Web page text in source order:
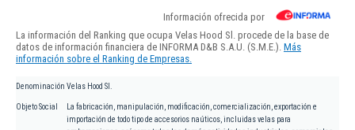
Información ofrecida por
La información del Ranking que ocupa Velas Hood Sl. procede de la base de
datos de información financiera de INFORMA D&B S.A.U. (S.M.E.). Más
información sobre el Ranking de Empresas.
Denominación Velas Hood Sl.
Objeto Social
La fabricación, manipulación, modificación, comercialización, exportación e
importación de todo tipo de accesorios naúticos, incluidas velas para